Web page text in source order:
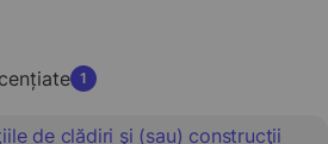
1
de clădiri şi (sau) construcţii